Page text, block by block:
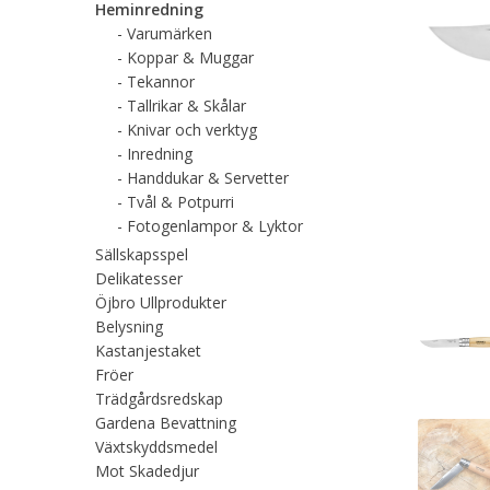
Heminredning
Varumärken
Koppar & Muggar
Tekannor
Tallrikar & Skålar
Knivar och verktyg
Inredning
Handdukar & Servetter
Tvål & Potpurri
Fotogenlampor & Lyktor
Sällskapsspel
Delikatesser
Öjbro Ullprodukter
Belysning
Kastanjestaket
Fröer
Trädgårdsredskap
Gardena Bevattning
Växtskyddsmedel
Mot Skadedjur